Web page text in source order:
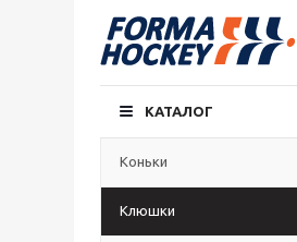
КАТАЛОГ
Коньки
Клюшки